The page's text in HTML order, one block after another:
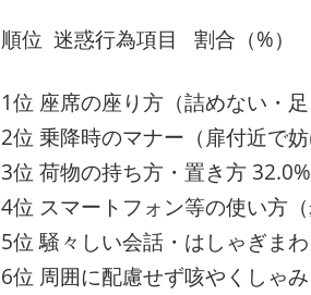
順位 迷惑行為項目 割合（%）
1位 座席の座り方（詰めない・
2位 乗降時のマナー（扉付近で
3位 荷物の持ち方・置き方 32.0%
4位 スマートフォン等の使い方
5位 騒々しい会話・はしゃぎま
6位 周囲に配慮せず咳やくしゃ